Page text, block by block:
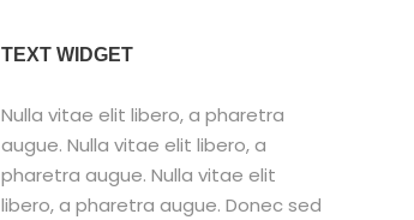
TEXT WIDGET
Nulla vitae elit libero, a pharetra
augue. Nulla vitae elit libero, a
pharetra augue. Nulla vitae elit
libero, a pharetra augue. Donec sed